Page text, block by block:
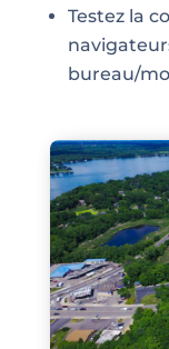
Testez la
bureau/